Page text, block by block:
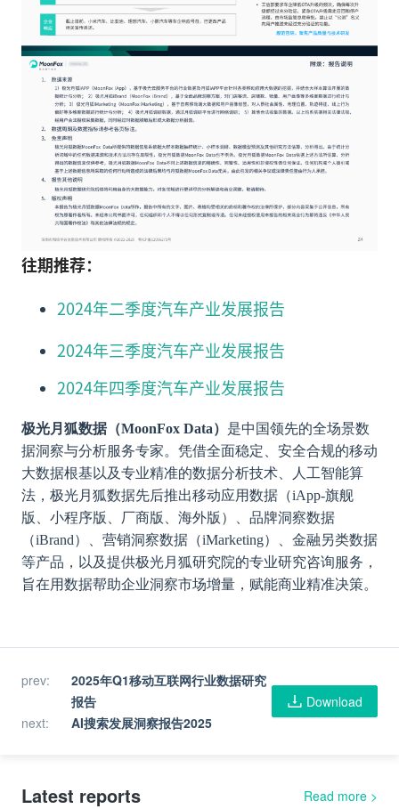
往期推荐：
2024年二季度汽车产业发展报告
2024年三季度汽车产业发展报告
2024年四季度汽车产业发展报告
极光月狐数据（MoonFox Data） 是中国领先的全场景数
据洞察与分析服务专家。凭借全面稳定、安全合规的移动
大数据根基以及专业精准的数据分析技术、人工智能算
法，极光月狐数据先后推出移动应用数据（iApp-旗舰
版、小程序版、厂商版、海外版）、品牌洞察数据
（iBrand）、营销洞察数据（iMarketing）、金融另类数据
等产品，以及提供极光月狐研究院的专业研究咨询服务，
旨在用数据帮助企业洞察市场增量，赋能商业精准决策。
prev:
2025年Q1移动互联网行业数据研究
报告
next: AI搜索发展洞察报告2025
Download
Latest reports Read more >